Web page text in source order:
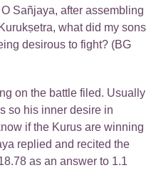
Sañjaya, after assembling
what did my sons
desirous to fight? (BG
on the battle filed. Usually
so his inner desire in
if the Kurus are winning
replied and recited the
as an answer to 1.1